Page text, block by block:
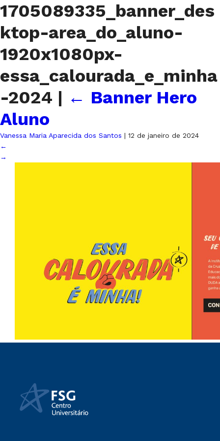
1705089335_banner_des
ktop-area_do_aluno-
1920x1080px-
essa_calourada_e_minha
-2024 | ← Banner Hero
Aluno
Vanessa Maria Aparecida dos Santos | 12 de janeiro de 2024
←
→